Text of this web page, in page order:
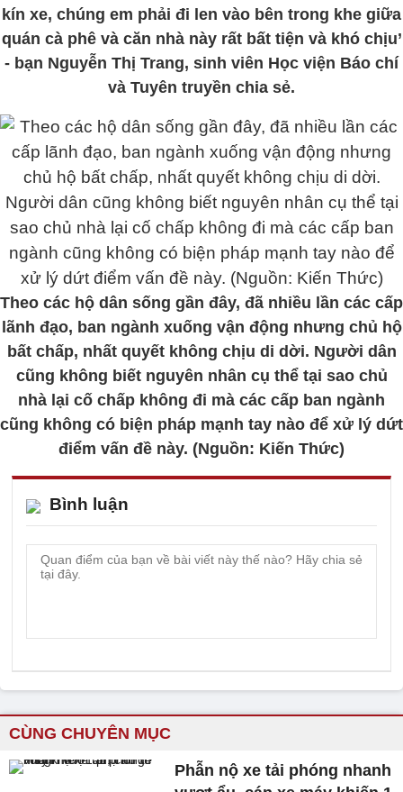
kín xe, chúng em phải đi len vào bên trong khe giữa
quán cà phê và căn nhà này rất bất tiện và khó chịu’
- bạn Nguyễn Thị Trang, sinh viên Học viện Báo chí
và Tuyên truyền chia sẻ.
Theo các hộ dân sống gần đây, đã nhiều lần các cấp
lãnh đạo, ban ngành xuống vận động nhưng chủ hộ
bất chấp, nhất quyết không chịu di dời. Người dân
cũng không biết nguyên nhân cụ thể tại sao chủ
nhà lại cố chấp không đi mà các cấp ban ngành
cũng không có biện pháp mạnh tay nào để xử lý dứt
điểm vấn đề này. (Nguồn: Kiến Thức)
Bình luận
CÙNG CHUYÊN MỤC
Phẫn nộ xe tải phóng nhanh